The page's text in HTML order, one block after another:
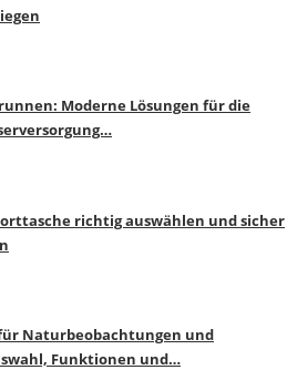
Moderne Lösungen für die
richtig auswählen und sicher
Naturbeobachtungen und
Funktionen und…